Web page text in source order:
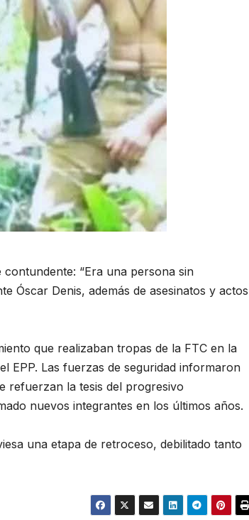
“Era una persona sin
Óscar Denis, además de asesinatos y actos
que realizaban tropas de la FTC en la
EPP. Las fuerzas de seguridad informaron
refuerzan la tesis del progresivo
nuevos integrantes en los últimos años.
una etapa de retroceso, debilitado tanto